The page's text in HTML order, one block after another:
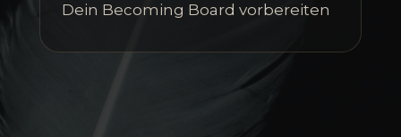
Dein Becoming Board vorbereiten